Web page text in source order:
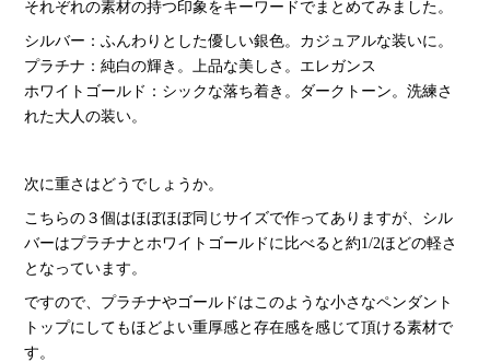
それぞれの素材の持つ印象をキーワードでまとめてみました。
シルバー：ふんわりとした優しい銀色。カジュアルな装いに。
プラチナ：純白の輝き。上品な美しさ。エレガンス
ホワイトゴールド：シックな落ち着き。ダークトーン。洗練さ
れた大人の装い。
次に重さはどうでしょうか。
こちらの３個はほぼほぼ同じサイズで作ってありますが、シル
バーはプラチナとホワイトゴールドに比べると約1/2ほどの軽さ
となっています。
ですので、プラチナやゴールドはこのような小さなペンダント
トップにしてもほどよい重厚感と存在感を感じて頂ける素材で
す。